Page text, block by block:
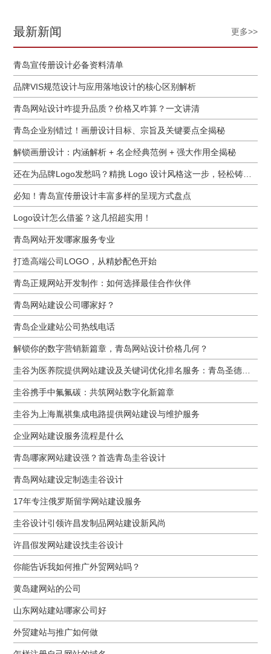
最新新闻 更多>>
青岛宣传册设计必备资料清单
品牌VIS规范设计与应用落地设计的核心区别解析
青岛网站设计咋提升品质？价格又咋算？一文讲清
青岛企业别错过！画册设计目标、宗旨及关键要点全揭秘
解锁画册设计：内涵解析 + 名企经典范例 + 强大作用全揭秘
必知！青岛宣传册设计丰富多样的呈现方式盘点
Logo设计怎么借鉴？这几招超实用！
青岛网站开发哪家服务专业
打造高端公司LOGO，从精妙配色开始
青岛正规网站开发制作：如何选择最佳合作伙伴
青岛网站建设公司哪家好？
青岛企业建站公司热线电话
解锁你的数字营销新篇章，青岛网站设计价格几何？
圭谷携手中氟氟碳：共筑网站数字化新篇章
圭谷为上海胤祺集成电路提供网站建设与维护服务
企业网站建设服务流程是什么
青岛哪家网站建设强？首选青岛圭谷设计
青岛网站建设定制选圭谷设计
17年专注俄罗斯留学网站建设服务
圭谷设计引领许昌发制品网站建设新风尚
许昌假发网站建设找圭谷设计
你能告诉我如何推广外贸网站吗？
黄岛建网站的公司
山东网站建站哪家公司好
外贸建站与推广如何做